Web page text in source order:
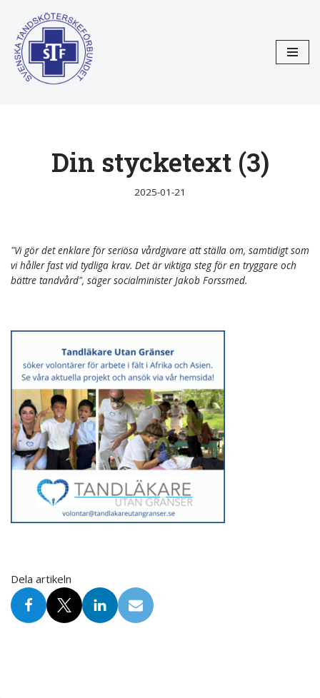
Hoppa
till
innehåll
Din stycketext (3)
2025-01-21
"Vi gör det enklare för seriösa vårdgivare att ställa om, samtidigt som
vi håller fast vid tydliga krav. Det är viktiga steg för en tryggare och
bättre tandvård", säger socialminister Jakob Forssmed.
Dela artikeln